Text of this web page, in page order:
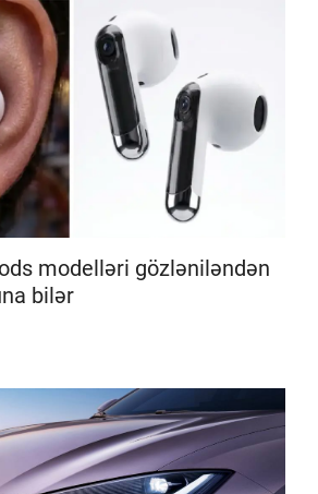
modelləri gözləniləndən
bilər